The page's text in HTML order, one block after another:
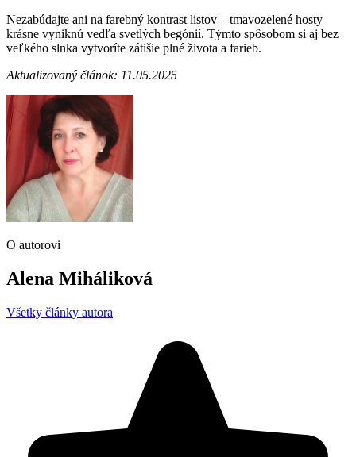
Nezabúdajte ani na farebný kontrast listov – tmavozelené hosty
krásne vyniknú vedľa svetlých begónií. Týmto spôsobom si aj bez
veľkého slnka vytvoríte zátišie plné života a farieb.
Aktualizovaný článok: 11.05.2025
O autorovi
Alena Miháliková
Všetky články autora